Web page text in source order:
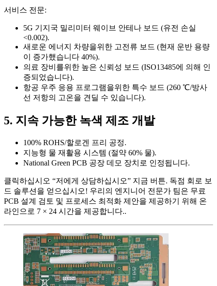
서비스 전문:
5G 기지국 밀리미터 웨이브 안테나 보드 (유전 손실
<0.002).
새로운 에너지 차량을위한 고전류 보드 (현재 운반 용량
이 증가했습니다 40%).
의료 장비를위한 높은 신뢰성 보드 (ISO13485에 의해 인
증되었습니다).
항공 우주 응용 프로그램을위한 특수 보드 (260 ℃/방사
선 저항의 고온을 견딜 수 있습니다).
5. 지속 가능한 녹색 제조 개발
100% ROHS/할로겐 프리 공정.
지능형 물 재활용 시스템 (절약 60% 물).
National Green PCB 공장 데모 장치로 인정됩니다.
클릭하십시오 “저에게 상담하십시오” 지금 버튼. 독점 회로 보
드 솔루션을 얻으십시오! 우리의 엔지니어 전문가 팀은 무료
PCB 설계 검토 및 프로세스 최적화 제안을 제공하기 위해 온
라인으로 7 × 24 시간을 제공합니다..